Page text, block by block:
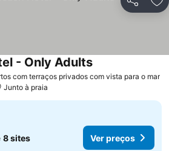
Partilhar
com terraços privados com vista para o mar
- Only Adults
Junto à praia
8 sites Ver preços